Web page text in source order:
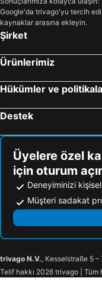
Google'da trivago'yu tercih
kaynaklar arasına ekleyin.
Şirket
Ürünlerimiz
Hükümler ve
Destek
Üyelere özel
için oturum
Deneyiminizi
Müşteri sadakat
trivago N.V., Kesselstraße 5
Telif hakkı 2026 trivago | Tüm